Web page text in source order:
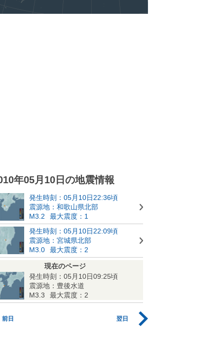
年05月10日の地震情報
発生時刻：05月10日22:36頃
震源地：和歌山県北部
M3.2
最大震度：1
発生時刻：05月10日22:09頃
震源地：宮城県北部
M3.0
最大震度：2
現在のページ
発生時刻：05月10日09:25頃
震源地：豊後水道
M3.3
最大震度：2
前日 翌日